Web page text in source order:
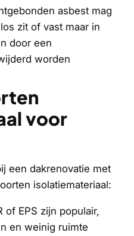
asbest mag
zit of vast maar in
door een
worden
voor
een dakrenovatie met
isolatiemateriaal:
of EPS zijn populair,
en weinig ruimte